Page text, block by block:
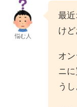
悩む人
最
け
オ
ニ
う